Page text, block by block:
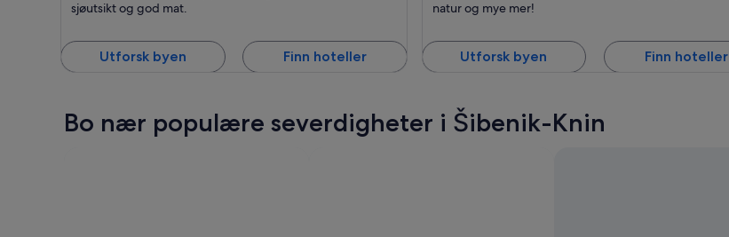
sjøutsikt og god mat.
Utforsk byen Finn hoteller
natur og mye mer!
Utforsk byen Finn hoteller
Bo nær populære severdigheter i Šibenik-Knin